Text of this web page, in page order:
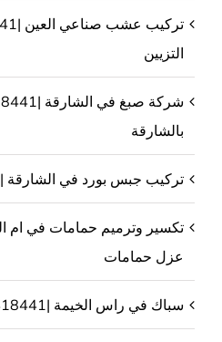
التزيين
بالشارقة
تركيب جبس بورد في الشارقة |0503418441
عزل حمامات
سباك في راس الخيمة |0503418441